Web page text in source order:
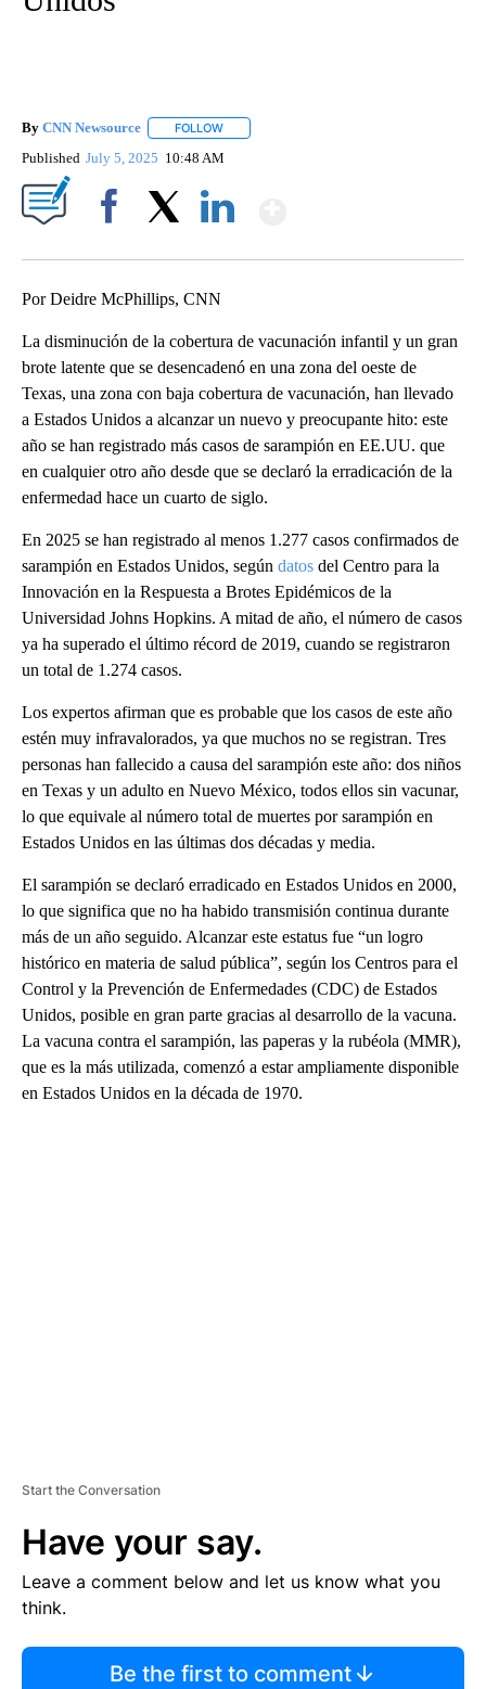
By CNN Newsource FOLLOW
Published July 5, 2025 10:48 AM
Por Deidre McPhillips, CNN
La disminución de la cobertura de vacunación infantil y un gran
brote latente que se desencadenó en una zona del oeste de
Texas, una zona con baja cobertura de vacunación, han llevado
a Estados Unidos a alcanzar un nuevo y preocupante hito: este
año se han registrado más casos de sarampión en EE.UU. que
en cualquier otro año desde que se declaró la erradicación de la
enfermedad hace un cuarto de siglo.
En 2025 se han registrado al menos 1.277 casos confirmados de
sarampión en Estados Unidos, según datos del Centro para la
Innovación en la Respuesta a Brotes Epidémicos de la
Universidad Johns Hopkins. A mitad de año, el número de casos
ya ha superado el último récord de 2019, cuando se registraron
un total de 1.274 casos.
Los expertos afirman que es probable que los casos de este año
estén muy infravalorados, ya que muchos no se registran. Tres
personas han fallecido a causa del sarampión este año: dos niños
en Texas y un adulto en Nuevo México, todos ellos sin vacunar,
lo que equivale al número total de muertes por sarampión en
Estados Unidos en las últimas dos décadas y media.
El sarampión se declaró erradicado en Estados Unidos en 2000,
lo que significa que no ha habido transmisión continua durante
más de un año seguido. Alcanzar este estatus fue “un logro
histórico en materia de salud pública”, según los Centros para el
Control y la Prevención de Enfermedades (CDC) de Estados
Unidos, posible en gran parte gracias al desarrollo de la vacuna.
La vacuna contra el sarampión, las paperas y la rubéola (MMR),
que es la más utilizada, comenzó a estar ampliamente disponible
en Estados Unidos en la década de 1970.
Start the Conversation
Have your say.
Leave a comment below and let us know what you
think.
Be the first to comment